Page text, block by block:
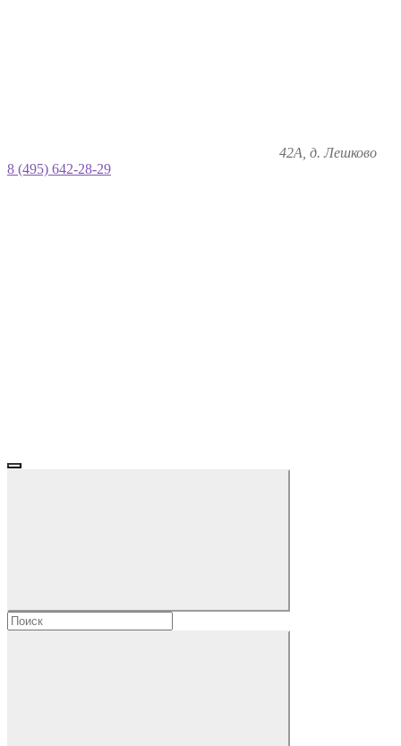
42А, д. Лешково
8 (495) 642-28-29